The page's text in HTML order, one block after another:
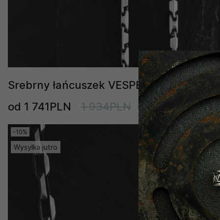
Srebrny łańcuszek VESPER
od 1 741PLN
1 934PLN
-10%
Wysyłka jutro